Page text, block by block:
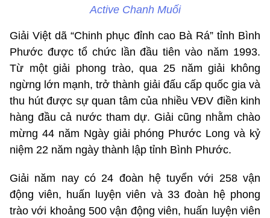
Active Chanh Muối
Giải Việt dã “Chinh phục đỉnh cao Bà Rá” tỉnh Bình
Phước được tổ chức lần đầu tiên vào năm 1993.
Từ một giải phong trào, qua 25 năm giải không
ngừng lớn mạnh, trở thành giải đấu cấp quốc gia và
thu hút được sự quan tâm của nhiều VĐV điền kinh
hàng đầu cả nước tham dự. Giải cũng nhằm chào
mừng 44 năm Ngày giải phóng Phước Long và kỷ
niệm 22 năm ngày thành lập tỉnh Bình Phước.
Giải năm nay có 24 đoàn hệ tuyển với 258 vận
động viên, huấn luyện viên và 33 đoàn hệ phong
trào với khoảng 500 vận động viên, huấn luyện viên